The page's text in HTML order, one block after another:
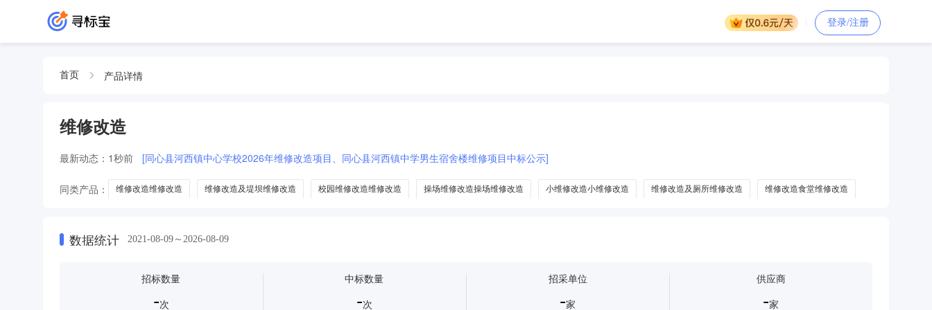
登录/注册
首页 产品详情
维修改造
最新动态： 1秒前 [同心县河西镇中心学校2026年维修改造项目、同心县河西镇中学男生宿舍楼维修项目中标公示]
同类产品： 维修改造维修改造 维修改造及堤坝维修改造 校园维修改造维修改造 操场维修改造操场维修改造 小维修改造小维修改造 维修改造及厕所维修改造 维修改造食堂维修改造
数据统计 2021-08-09～2026-08-09
招标数量
-次
中标数量
-次
招采单位
-家
供应商
-家